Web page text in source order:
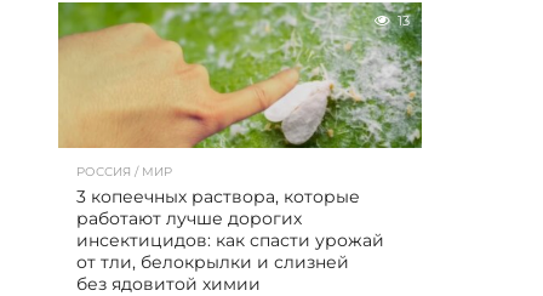
13
РОССИЯ / МИР
3 копеечных раствора, которые
работают лучше дорогих
инсектицидов: как спасти урожай
от тли, белокрылки и слизней
без ядовитой химии